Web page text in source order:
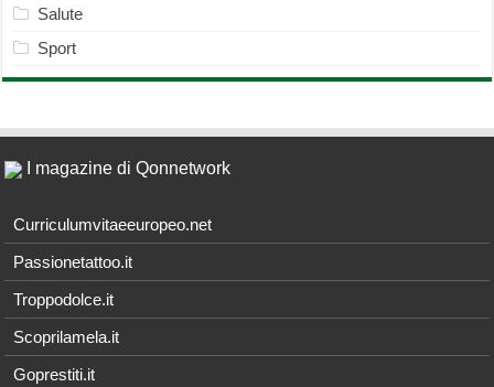
Salute
Sport
I magazine di Qonnetwork
Curriculumvitaeeuropeo.net
Passionetattoo.it
Troppodolce.it
Scoprilamela.it
Goprestiti.it